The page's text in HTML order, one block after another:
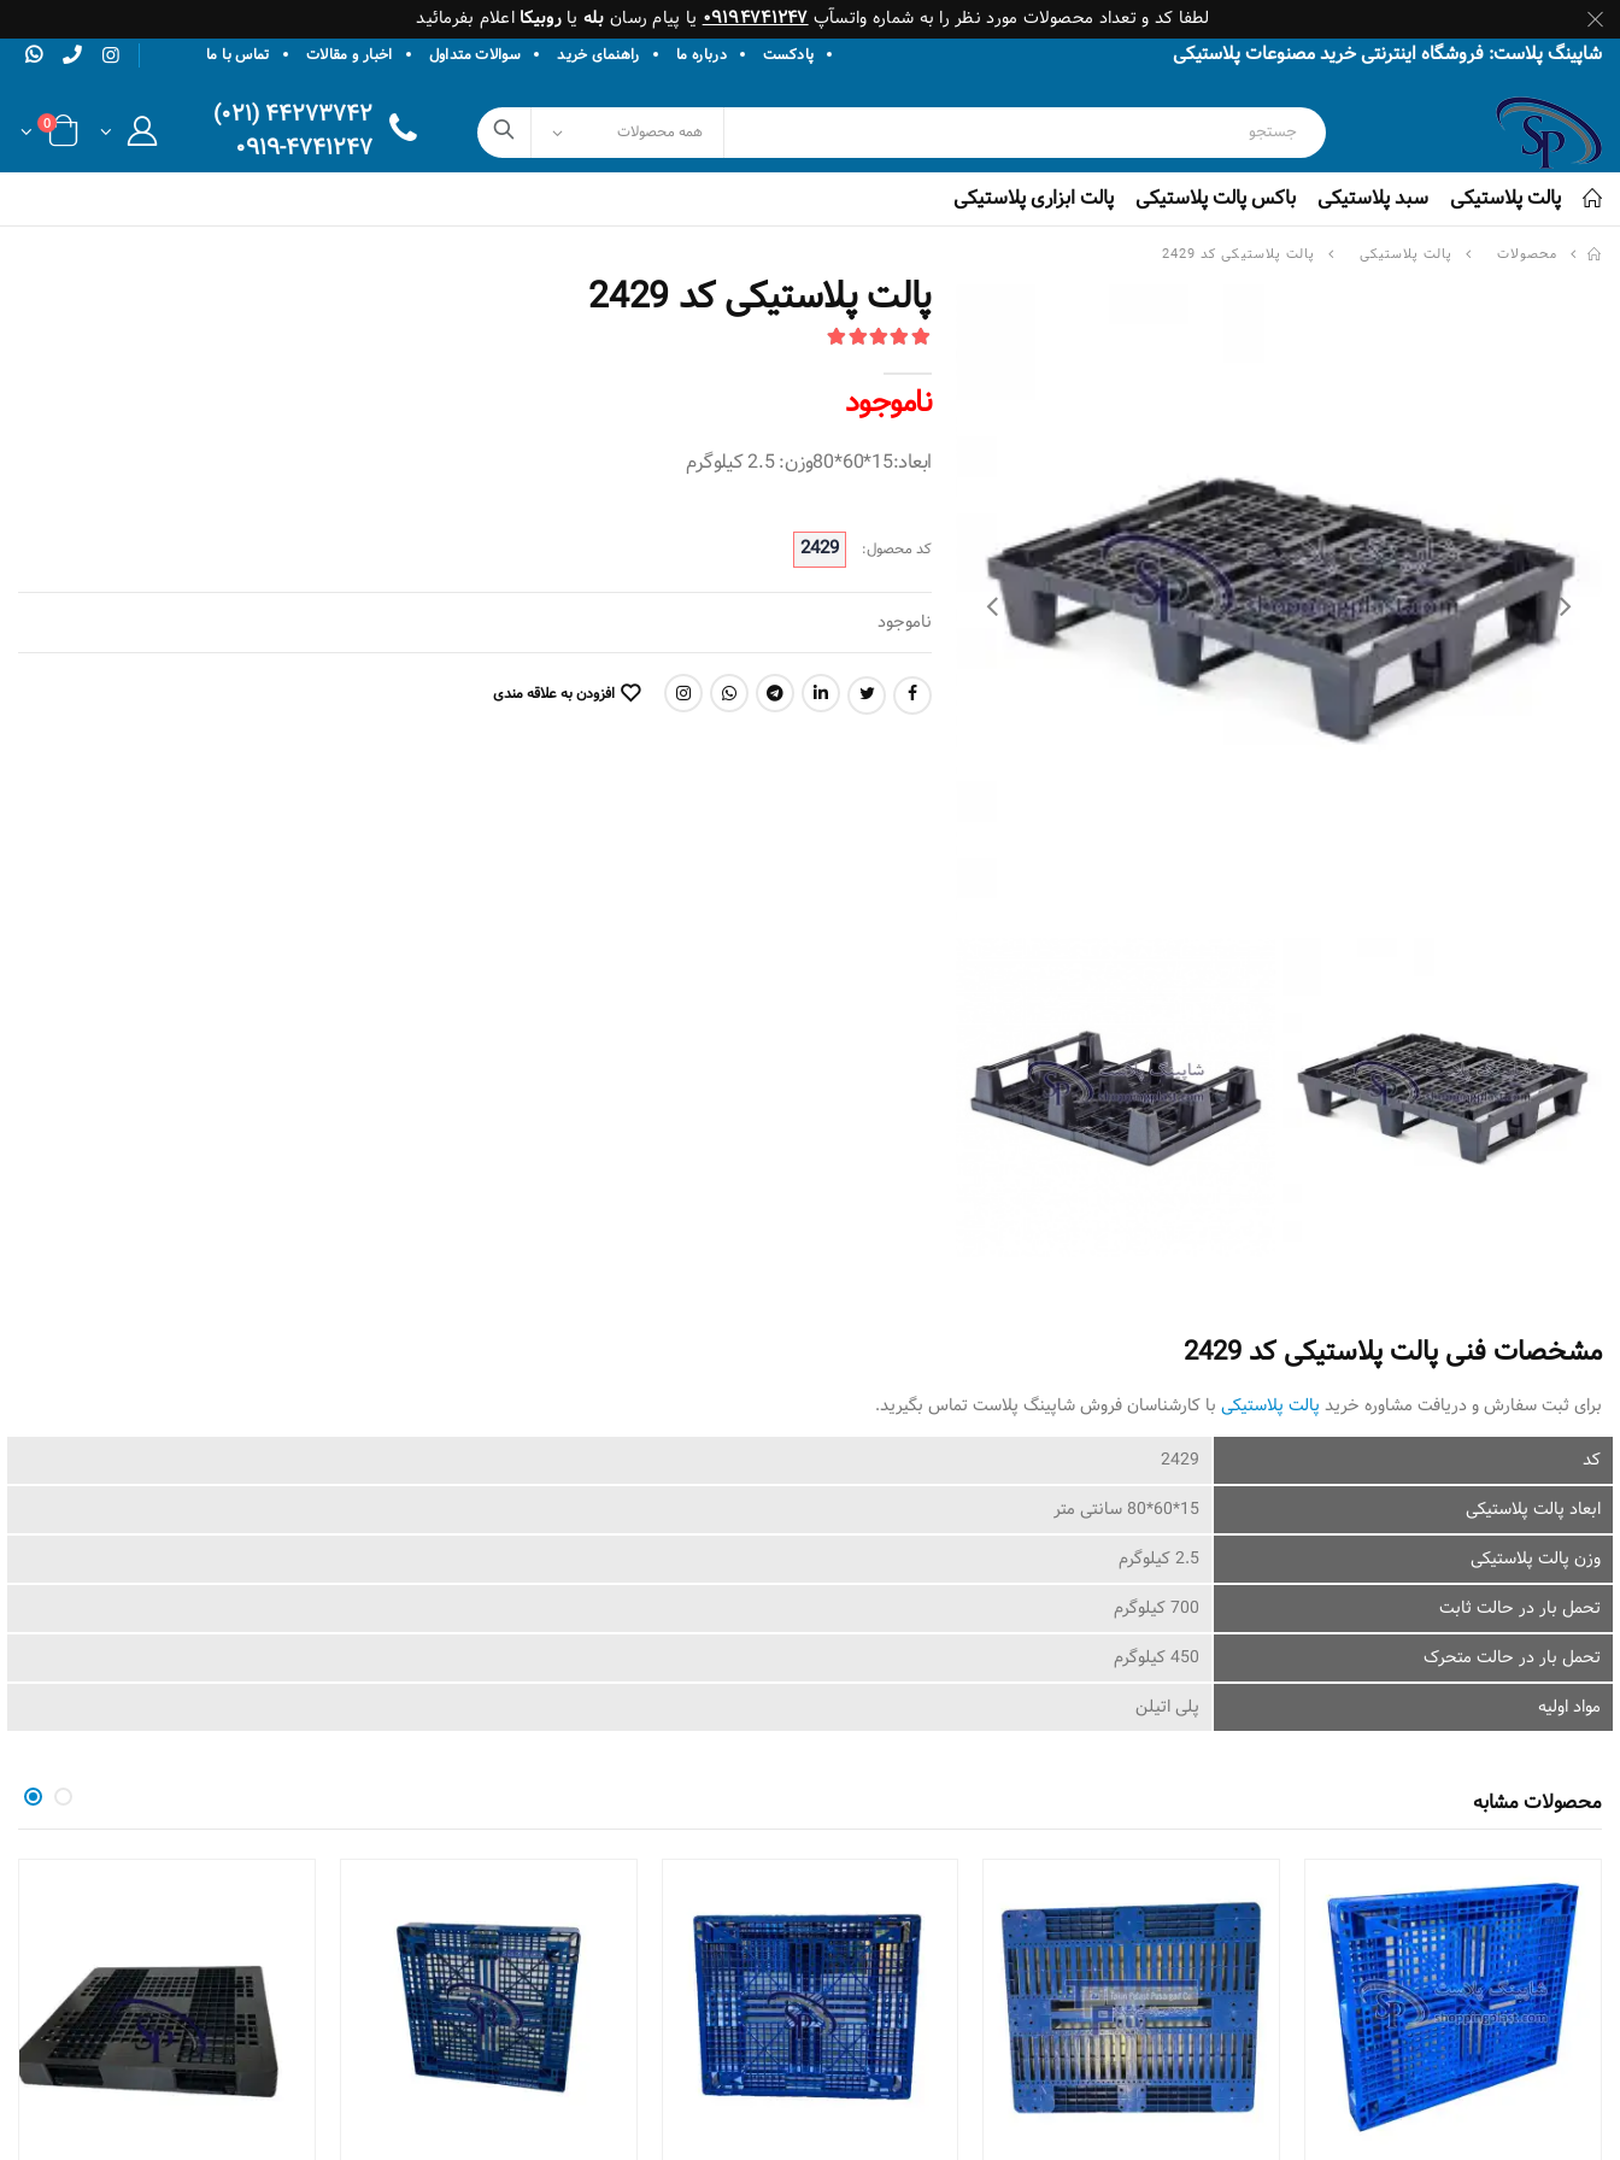
لطفا کد و تعداد محصولات مورد نظر را به شماره واتسآپ۰۹۱۹۴۷۴۱۲۴۷یا پیام رسان بله یاروبیکا اعلام بفرمائید
شاپینگ پلاست: فروشگاه اینترنتی خرید مصنوعات پلاستیکی پادکست درباره ما راهنمای خرید سوالات متداول اخبار و مقالات تماس با ما
۴۴۲۷۳۷۴۲ (۰۲۱)
۰۹۱۹-۴۷۴۱۲۴۷
0
پالت پلاستیکی سبد پلاستیکی باکس پالت پلاستیکی پالت ابزاری پلاستیکی
محصولات پالت پلاستیکی پالت پلاستیکی کد 2429
پالت پلاستیکی کد 2429
ناموجود
ابعاد:15*60*80وزن: 2.5 کیلوگرم
کد محصول: 2429
ناموجود
اشتراک گذاری: افزودن به علاقه مندی
مشخصات فنی پالت پلاستیکی کد 2429
برای ثبت سفارش و دریافت مشاوره خرید پالت پلاستیکی با کارشناسان فروش شاپینگ پلاست تماس بگیرید.
کد
2429
ابعاد پالت پلاستیکی
15*60*80 سانتی متر
وزن پالت پلاستیکی
2.5 کیلوگرم
تحمل بار در حالت ثابت
700 کیلوگرم
تحمل بار در حالت متحرک
450 کیلوگرم
مواد اولیه
پلی اتیلن
محصولات مشابه